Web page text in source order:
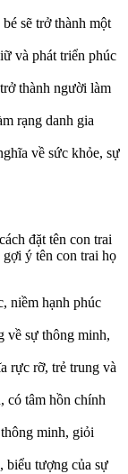
sẽ trở thành một
và phát triển phúc
thành người làm
rạng danh gia
về sức khỏe, sự
đặt tên con trai
ý tên con trai họ
niềm hạnh phúc
về sự thông minh,
rực rỡ, trẻ trung và
có tâm hồn chính
minh, giỏi
biểu tượng của sự